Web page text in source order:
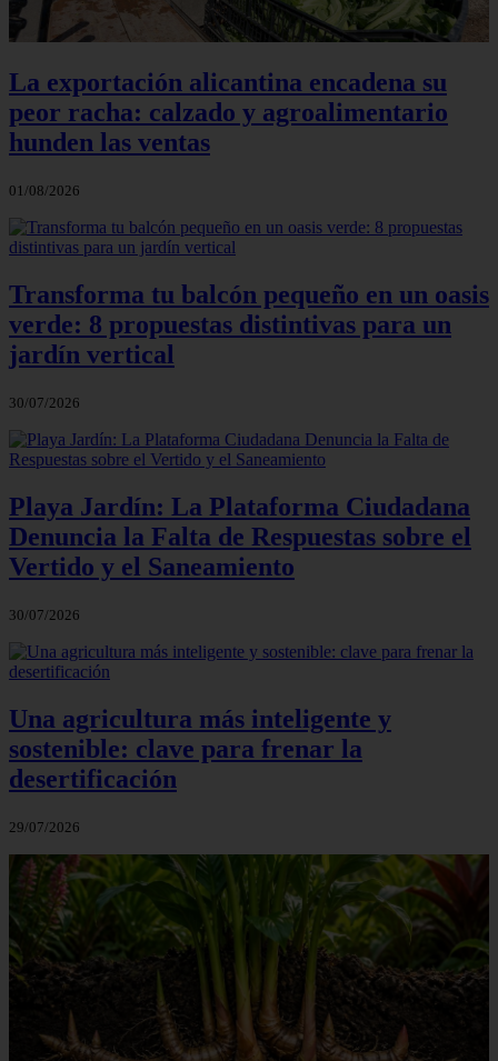
La exportación alicantina encadena su
peor racha: calzado y agroalimentario
hunden las ventas
01/08/2026
Transforma tu balcón pequeño en un oasis
verde: 8 propuestas distintivas para un
jardín vertical
30/07/2026
Playa Jardín: La Plataforma Ciudadana
Denuncia la Falta de Respuestas sobre el
Vertido y el Saneamiento
30/07/2026
Una agricultura más inteligente y
sostenible: clave para frenar la
desertificación
29/07/2026